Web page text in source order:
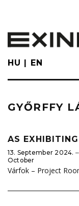
main
content
HU EN
GYŐRFFY
AS
13. September 2024. ‒
October
Várfok – Project